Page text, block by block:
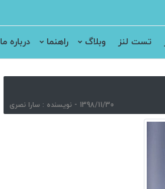
تست لنز وبلاگ راهنما درباره ما
1398/11/30 - نویسنده : سارا نصری